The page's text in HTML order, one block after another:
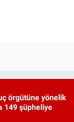
örgütüne yönelik
149 şüpheliye